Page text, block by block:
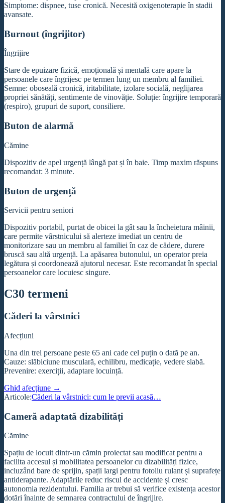
Simptome: dispnee, tuse cronică. Necesită oxigenoterapie în stadii
avansate.
Burnout (îngrijitor)
Îngrijire
Stare de epuizare fizică, emoțională și mentală care apare la
persoanele care îngrijesc pe termen lung un membru al familiei.
Semne: oboseală cronică, iritabilitate, izolare socială, neglijarea
propriei sănătăți, sentimente de vinovăție. Soluție: îngrijire temporară
(respiro), grupuri de suport, consiliere.
Buton de alarmă
Cămine
Dispozitiv de apel urgență lângă pat și în baie. Timp maxim răspuns
recomandat: 3 minute.
Buton de urgență
Servicii pentru seniori
Dispozitiv portabil, purtat de obicei la gât sau la încheietura mâinii,
care permite vârstnicului să alerteze imediat un centru de
monitorizare sau un membru al familiei în caz de cădere, durere
bruscă sau altă urgență. La apăsarea butonului, un operator preia
legătura și coordonează ajutorul necesar. Este recomandat în special
persoanelor care locuiesc singure.
C30 termeni
Căderi la vârstnici
Afecțiuni
Una din trei persoane peste 65 ani cade cel puțin o dată pe an.
Cauze: slăbiciune musculară, echilibru, medicație, vedere slabă.
Prevenire: exerciții, adaptare locuință.
Ghid afecțiune →
Articole:Căderi la vârstnici: cum le previi acasă…
Cameră adaptată dizabilități
Cămine
Spațiu de locuit dintr-un cămin proiectat sau modificat pentru a
facilita accesul și mobilitatea persoanelor cu dizabilități fizice,
incluzând bare de sprijin, spații largi pentru fotoliu rulant și suprafețe
antiderapante. Adaptările reduc riscul de accidente și cresc
autonomia rezidentului. Familia ar trebui să verifice existența acestor
dotări înainte de semnarea contractului de îngrijire.